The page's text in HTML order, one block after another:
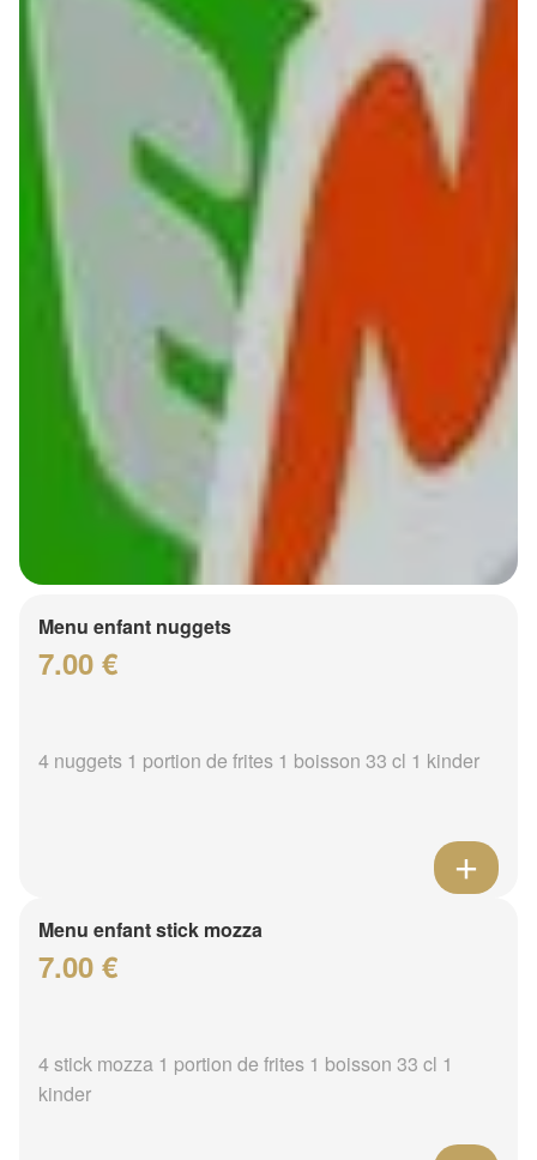
Menu enfant nuggets
7.00 €
4 nuggets 1 portion de frites 1 boisson 33 cl 1 kinder
Menu enfant stick mozza
7.00 €
4 stick mozza 1 portion de frites 1 boisson 33 cl 1
kinder